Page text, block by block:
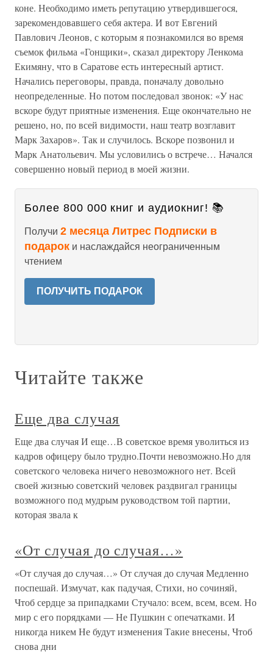
коне. Необходимо иметь репутацию утвердившегося,
зарекомендовавшего себя актера. И вот Евгений
Павлович Леонов, с которым я познакомился во время
съемок фильма «Гонщики», сказал директору Ленкома
Екимяну, что в Саратове есть интересный артист.
Начались переговоры, правда, поначалу довольно
неопределенные. Но потом последовал звонок: «У нас
вскоре будут приятные изменения. Еще окончательно не
решено, но, по всей видимости, наш театр возглавит
Марк Захаров». Так и случилось. Вскоре позвонил и
Марк Анатольевич. Мы условились о встрече… Начался
совершенно новый период в моей жизни.
Более 800 000 книг и аудиокниг! 📚
Получи 2 месяца Литрес Подписки в
подарок и наслаждайся неограниченным
чтением
ПОЛУЧИТЬ ПОДАРОК
Читайте также
Еще два случая
Еще два случая И еще…В советское время уволиться из
кадров офицеру было трудно.Почти невозможно.Но для
советского человека ничего невозможного нет. Всей
своей жизнью советский человек раздвигал границы
возможного под мудрым руководством той партии,
которая звала к
«От случая до случая…»
«От случая до случая…» От случая до случая Медленно
поспешай. Измучат, как падучая, Стихи, но сочиняй,
Чтоб сердце за припадками Стучало: всем, всем, всем. Но
мир с его порядками — Не Пушкин с опечатками. И
никогда никем Не будут изменения Такие внесены, Чтоб
снова дни